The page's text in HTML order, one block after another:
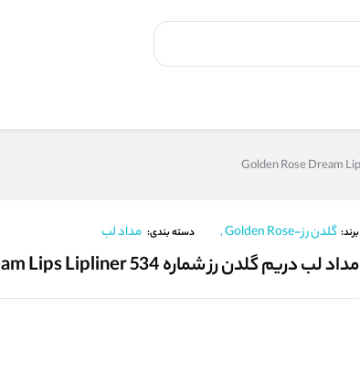
برند: گلدن رز-Golden Rose , دسته بندی: مداد لب
مداد لب دریم گلدن رز شماره 534 Golden Rose Dream Lips Lipliner